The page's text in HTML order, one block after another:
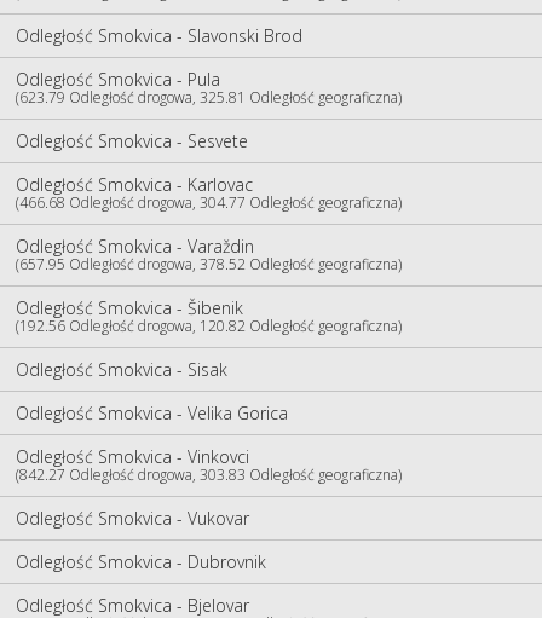
Odległość Smokvica - Slavonski Brod
Odległość Smokvica - Pula
(623.79 Odległość drogowa, 325.81 Odległość geograficzna)
Odległość Smokvica - Sesvete
Odległość Smokvica - Karlovac
(466.68 Odległość drogowa, 304.77 Odległość geograficzna)
Odległość Smokvica - Varaždin
(657.95 Odległość drogowa, 378.52 Odległość geograficzna)
Odległość Smokvica - Šibenik
(192.56 Odległość drogowa, 120.82 Odległość geograficzna)
Odległość Smokvica - Sisak
Odległość Smokvica - Velika Gorica
Odległość Smokvica - Vinkovci
(842.27 Odległość drogowa, 303.83 Odległość geograficzna)
Odległość Smokvica - Vukovar
Odległość Smokvica - Dubrovnik
Odległość Smokvica - Bjelovar